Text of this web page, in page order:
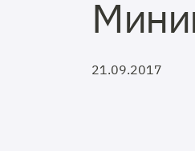
21.09.2017